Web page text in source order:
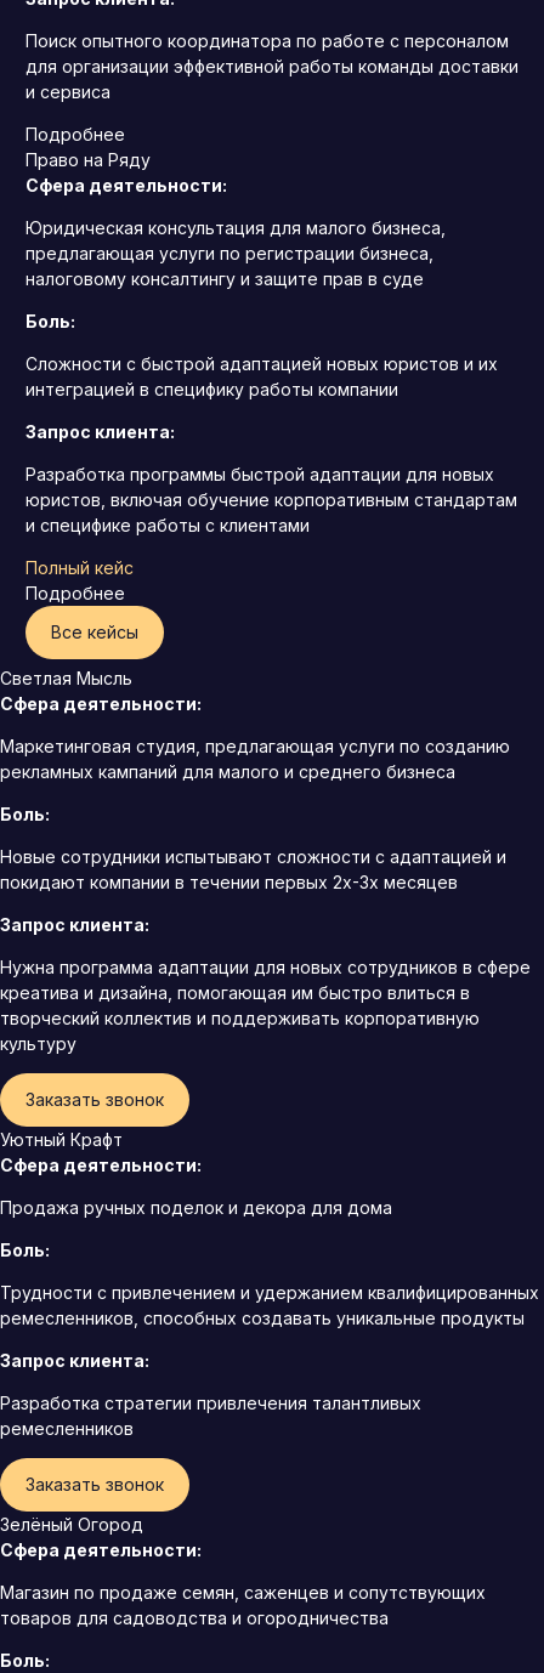
Поиск опытного координатора по работе с персоналом
для организации эффективной работы команды доставки
и сервиса
Подробнее
Право на Ряду
Сфера деятельности:
Юридическая консультация для малого бизнеса,
предлагающая услуги по регистрации бизнеса,
налоговому консалтингу и защите прав в суде
Боль:
Сложности с быстрой адаптацией новых юристов и их
интеграцией в специфику работы компании
Запрос клиента:
Разработка программы быстрой адаптации для новых
юристов, включая обучение корпоративным стандартам
и специфике работы с клиентами
Полный кейс
Подробнее
Все кейсы
Светлая Мысль
Сфера деятельности:
Маркетинговая студия, предлагающая услуги по созданию
рекламных кампаний для малого и среднего бизнеса
Боль:
Новые сотрудники испытывают сложности с адаптацией и
покидают компании в течении первых 2х-3х месяцев
Запрос клиента:
Нужна программа адаптации для новых сотрудников в сфере
креатива и дизайна, помогающая им быстро влиться в
творческий коллектив и поддерживать корпоративную
культуру
Заказать звонок
Уютный Крафт
Сфера деятельности:
Продажа ручных поделок и декора для дома
Боль:
Трудности с привлечением и удержанием квалифицированных
ремесленников, способных создавать уникальные продукты
Запрос клиента:
Разработка стратегии привлечения талантливых
ремесленников
Заказать звонок
Зелёный Огород
Сфера деятельности:
Магазин по продаже семян, саженцев и сопутствующих
товаров для садоводства и огородничества
Боль: